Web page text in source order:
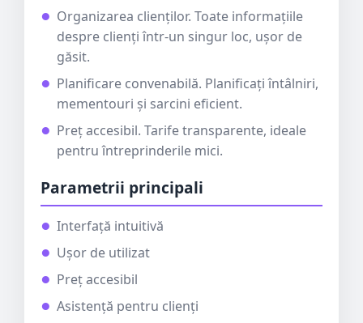
Organizarea clienților. Toate informațiile
despre clienți într-un singur loc, ușor de
găsit.
Planificare convenabilă. Planificați întâlniri,
mementouri și sarcini eficient.
Preț accesibil. Tarife transparente, ideale
pentru întreprinderile mici.
Parametrii principali
Interfață intuitivă
Ușor de utilizat
Preț accesibil
Asistență pentru clienți